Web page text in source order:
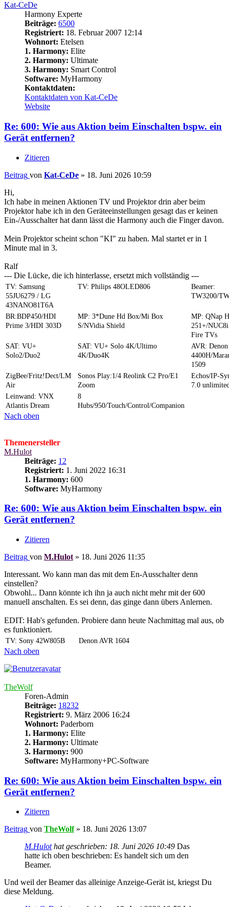
Kat-CeDe
Harmony Experte
Beiträge: 6500
Registriert: 18. Februar 2007 12:14
Wohnort: Etelsen
1. Harmony: Elite
2. Harmony: Ultimate
3. Harmony: Smart Control
Software: MyHarmony
Kontaktdaten:
Kontaktdaten von Kat-CeDe
Website
Re: 600: Wie aus Aktion beim Einschalten bspw. ein
Gerät entfernen?
Zitieren
Beitrag von Kat-CeDe » 18. Juni 2026 10:59
Hi,
Ich habe in meinen Aktionen TV und Projektor drin aber beim
Projektor habe ich in den Geräteeinstellungen gesagt das er keinen
Ein-/Ausschalter hat dann lässt die Harmony auch die Finger davon.
Mein Projektor scheint schon "KI" zu haben. Mal startet er in 1
Minute mal in 3.
Ralf
--- Die Lücke, die ich hinterlasse, ersetzt mich vollständig ---
TV: Samsung
55JU6279 / LG
43NANO81T6A
TV: Philips 48OLED806
Beamer:
TW3200/
BR:BDP450/HDI
Prime 3/HDI 303D
MP: 3*Dune Hd Box/Mi Box
S/NVidia Shield
MP: QNap
251+/
Fire TVs
SAT: VU+
Solo2/Duo2
SAT: VU+ Solo 4K/Ultimo
4K/Duo4K
AVR: Denon
4400H/
1509
ZigBee/Fritz!Dect/LM
Air
Sonos Play:1/4 Reolink C2 Pro/E1
Zoom
Echos/IP-
7.0
Leinwand: VNX
Atlantis Dream
8
Hubs/950/Touch/Control/Companion
Nach oben
Themenersteller
M.Hulot
Beiträge: 12
Registriert: 1. Juni 2022 16:31
1. Harmony: 600
Software: MyHarmony
Re: 600: Wie aus Aktion beim Einschalten bspw. ein
Gerät entfernen?
Zitieren
Beitrag von M.Hulot » 18. Juni 2026 11:35
Interessant. Wo kann man das mit dem En-Ausschalter denn
einstellen?
Obwohl... Dann könnte ich ihn ja auch nicht mehr mit der 600
manuell anschalten. Es sei denn, das ginge dann übers Anlernen.
EDIT: Hab's gefunden. Probiere dann heute Nachmittag mal aus, ob
es funktioniert.
TV: Sony 42W805B Denon AVR 1604
Nach oben
TheWolf
Foren-Admin
Beiträge: 18232
Registriert: 9. März 2006 16:24
Wohnort: Paderborn
1. Harmony: Elite
2. Harmony: Ultimate
3. Harmony: 900
Software: MyHarmony+PC-Software
Re: 600: Wie aus Aktion beim Einschalten bspw. ein
Gerät entfernen?
Zitieren
Beitrag von TheWolf» 18. Juni 2026 13:07
M.Hulothat geschrieben: 18. Juni 2026 10:49 Das
hatte ich oben beschrieben: Es handelt sich um den
Beamer.
Und weil der Beamer das alleinige Anzeige-Gerät ist, kriegst Du
diese Meldung.